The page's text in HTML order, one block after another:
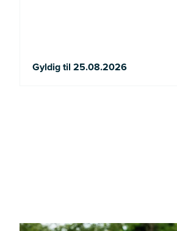
Gyldig til 25.08.2026